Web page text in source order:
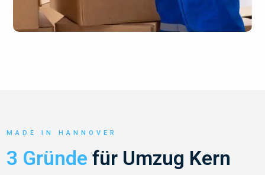
MADE IN HANNOVER
3 Gründe für Umzug Kern